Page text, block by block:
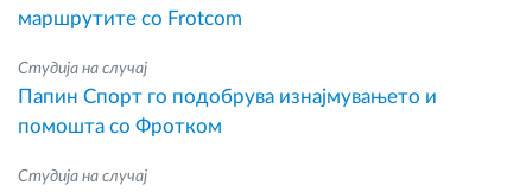
маршрутите со Frotcom
Студија на случај
Папин Спорт го подобрува изнајмувањето и
помошта со Фротком
Студија на случај